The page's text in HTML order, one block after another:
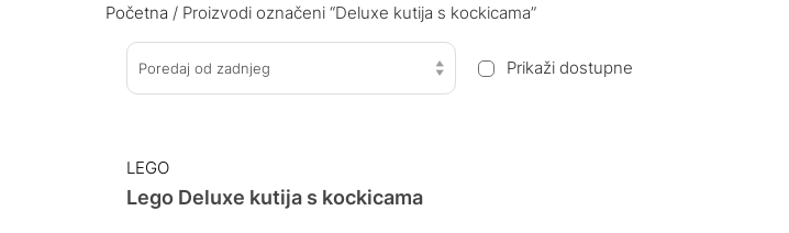
Početna / Proizvodi označeni “Deluxe kutija s kockicama”
Poredaj od zadnjeg Prikaži dostupne
LEGO
Lego Deluxe kutija s kockicama